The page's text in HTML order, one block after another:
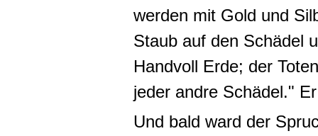
werden mit Gold und
Staub auf den Schädel
Handvoll Erde; der
jeder andre Schädel."
Und bald ward der